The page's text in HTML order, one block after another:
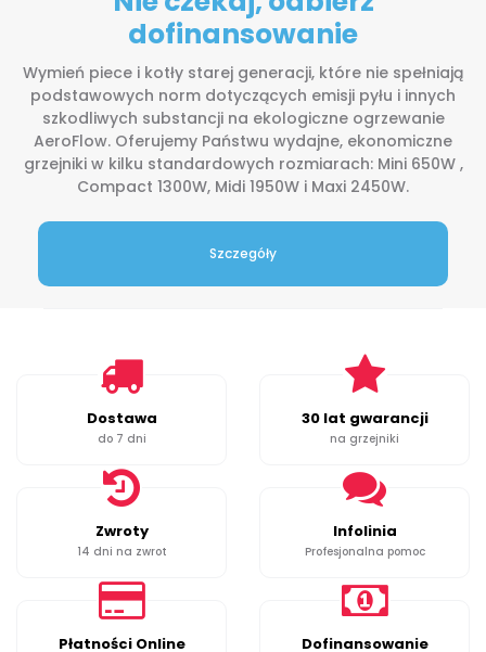
dofinansowanie
Wymień piece i kotły starej generacji, które nie spełniają
podstawowych norm dotyczących emisji pyłu i innych
szkodliwych substancji na ekologiczne ogrzewanie
AeroFlow. Oferujemy Państwu wydajne, ekonomiczne
grzejniki w kilku standardowych rozmiarach: Mini 650W ,
Compact 1300W, Midi 1950W i Maxi 2450W.
Szczegóły
Dostawa
do 7 dni
30 lat gwarancji
na grzejniki
Zwroty
14 dni na zwrot
Infolinia
Profesjonalna pomoc
Płatności Online Dofinansowanie